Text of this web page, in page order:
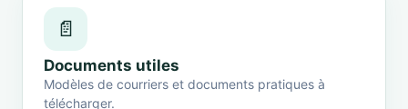
📄
Documents utiles
Modèles de courriers et documents pratiques à
télécharger.